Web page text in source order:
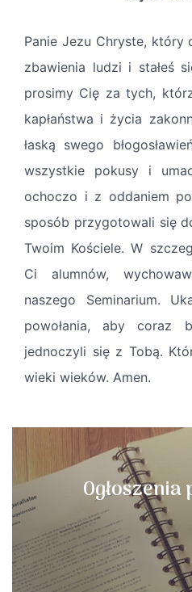
Panie Jezu Chryste, który
zbawienia ludzi i stałeś
prosimy Cię za tych,
kapłaństwa i życia
łaską swego
wszystkie pokusy i
ochoczo i z oddaniem
sposób przygotowali się
Twoim Kościele. W
Ci alumnów,
naszego Seminarium.
powołania, aby coraz
jednoczyli się z Tobą.
wieki wieków. Amen.